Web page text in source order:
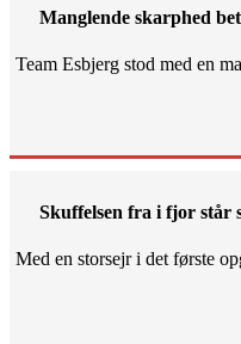
Manglende skarphed
Team Esbjerg stod med en
Skuffelsen fra i fjor står
Med en storsejr i det første